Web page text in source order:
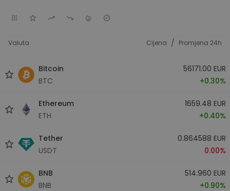
Valuta Cijena / Promjena 24h
Bitcoin
BTC
56171.00 EUR
+0.30%
Ethereum
ETH
1659.48 EUR
+0.40%
Tether
USDT
0.864588 EUR
0.00%
BNB
BNB
514.960 EUR
+0.90%